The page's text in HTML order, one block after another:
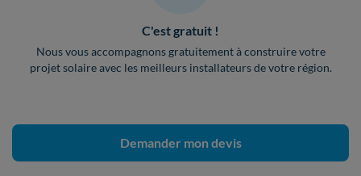
C'est gratuit !
Nous vous accompagnons gratuitement à construire votre
projet solaire avec les meilleurs installateurs de votre région.
Demander mon devis